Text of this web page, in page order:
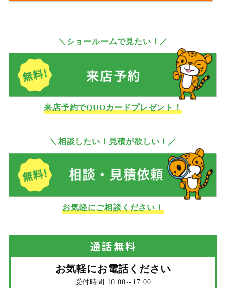
＼ショールームで見たい！／
来店予約でQUOカードプレゼント！
＼相談したい！見積が欲しい！／
お気軽にご相談ください！
通話無料
お気軽にお電話ください
受付時間 10:00～17:00